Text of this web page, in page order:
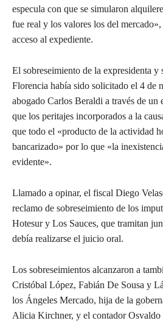
especula con que se simularon
fue real y los valores los del
acceso al expediente.
El sobreseimiento de la expresidenta
Florencia había sido solicitado el 4 de
abogado Carlos Beraldi a través de un
que los peritajes incorporados a la
que todo el «producto de la actividad
bancarizado» por lo que «la
evidente».
Llamado a opinar, el fiscal Diego
reclamo de sobreseimiento de los
Hotesur y Los Sauces, que tramitan
debía realizarse el juicio oral.
Los sobreseimientos alcanzaron a
Cristóbal López, Fabián De Sousa y
los Ángeles Mercado, hija de la
Alicia Kirchner, y el contador Osvaldo